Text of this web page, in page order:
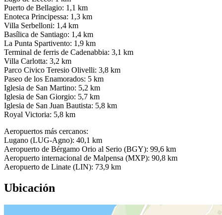
Puerto de Bellagio: 1,1 km
Enoteca Principessa: 1,3 km
Villa Serbelloni: 1,4 km
Basílica de Santiago: 1,4 km
La Punta Spartivento: 1,9 km
Terminal de ferris de Cadenabbia: 3,1 km
Villa Carlotta: 3,2 km
Parco Civico Teresio Olivelli: 3,8 km
Paseo de los Enamorados: 5 km
Iglesia de San Martino: 5,2 km
Iglesia de San Giorgio: 5,7 km
Iglesia de San Juan Bautista: 5,8 km
Royal Victoria: 5,8 km
Aeropuertos más cercanos:
Lugano (LUG-Agno): 40,1 km
Aeropuerto de Bérgamo Orio al Serio (BGY): 99,6 km
Aeropuerto internacional de Malpensa (MXP): 90,8 km
Aeropuerto de Linate (LIN): 73,9 km
Ubicación